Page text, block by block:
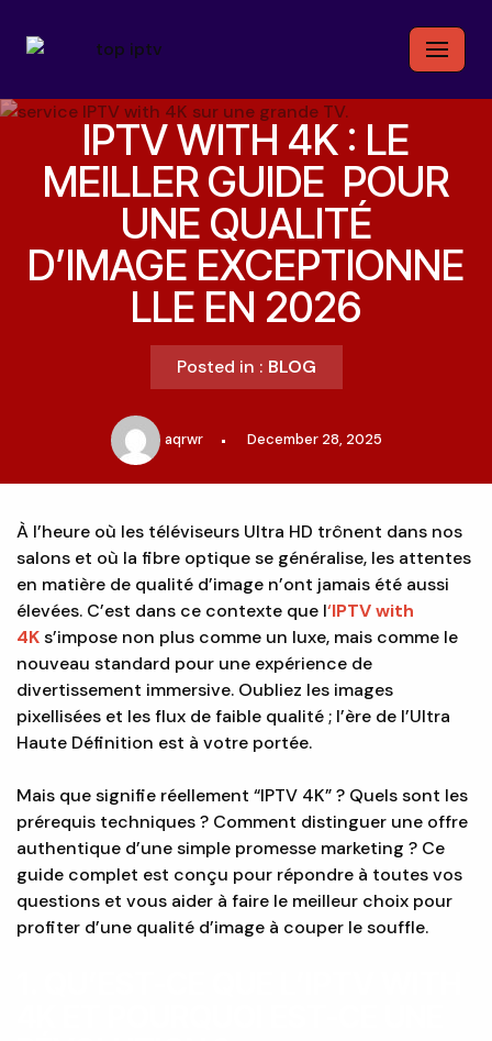
Skip
content
IPTV WITH 4K : LE
MEILLER GUIDE POUR
UNE QUALITÉ
D’IMAGE EXCEPTIONNE
LLE EN 2026
Posted in : BLOG
aqrwr December 28, 2025
À l’heure où les téléviseurs Ultra HD trônent dans nos
salons et où la fibre optique se généralise, les attentes
en matière de qualité d’image n’ont jamais été aussi
élevées. C’est dans ce contexte que l‘IPTV with
4Ks’impose non plus comme un luxe, mais comme le
nouveau standard pour une expérience de
divertissement immersive. Oubliez les images
pixellisées et les flux de faible qualité ; l’ère de l’Ultra
Haute Définition est à votre portée.
Mais que signifie réellement “IPTV 4K” ? Quels sont les
prérequis techniques ? Comment distinguer une offre
authentique d’une simple promesse marketing ? Ce
guide complet est conçu pour répondre à toutes vos
questions et vous aider à faire le meilleur choix pour
profiter d’une qualité d’image à couper le souffle.